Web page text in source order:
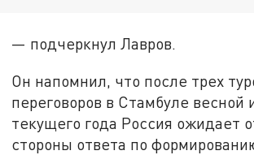
— подчеркнул Лавров.
Он напомнил, что после трех
переговоров в Стамбуле весной
текущего года Россия ожидает
стороны ответа по